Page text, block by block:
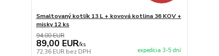
Smaltovaný kotlík 13 L + kovová kotlina 36 KOV +
misky 12 ks
94,00 EUR
89,00 EUR/ks
72,36 EUR bez DPH expedícia 3-5 dní